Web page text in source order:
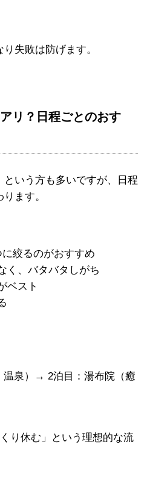
失敗は防げます。
リ？日程ごとのおす
という方も多いですが、日程
ます。
絞るのがおすすめ
く、バタバタしがち
ベスト
温泉）→ 2泊目：湯布院（癒
り休む」という理想的な流